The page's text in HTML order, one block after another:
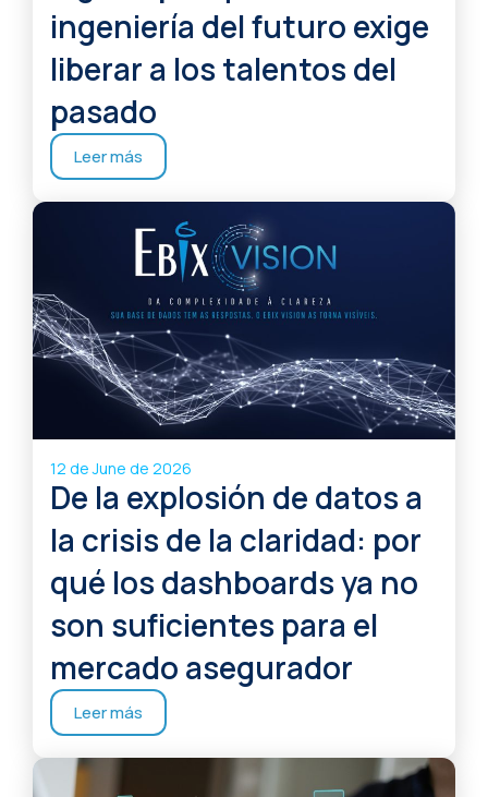
ingeniería del futuro exige
liberar a los talentos del
pasado
Leer más
12 de June de 2026
De la explosión de datos a
la crisis de la claridad: por
qué los dashboards ya no
son suficientes para el
mercado asegurador
Leer más